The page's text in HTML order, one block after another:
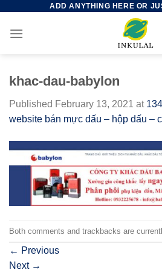
content
ADD ANYTHING HERE OR
khac-dau-babylon
Published February 13, 2021 at
website bán mực dấu – hộp dấu –
Both comments and trackbacks are
← Previous
Next →